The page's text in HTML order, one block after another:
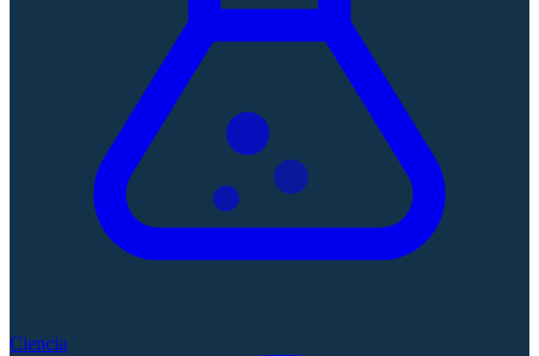
Ciencia